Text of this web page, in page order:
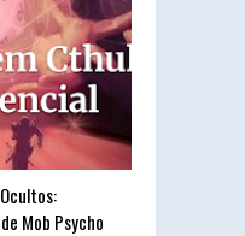
Mob Psycho